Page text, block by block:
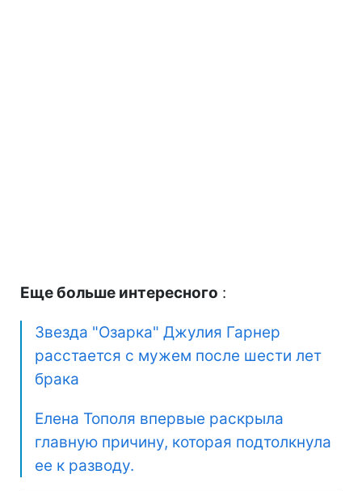
Еще больше интересного :
Звезда "Озарка" Джулия Гарнер
расстается с мужем после шести лет
брака
Елена Тополя впервые раскрыла
главную причину, которая подтолкнула
ее к разводу.